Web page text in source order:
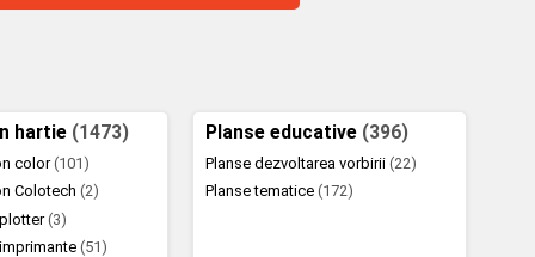
hartie (1473)
color(101)
Colotech(2)
plotter(3)
(51)
Planse educative (396)
Planse dezvoltarea vorbirii(22)
Planse tematice(172)